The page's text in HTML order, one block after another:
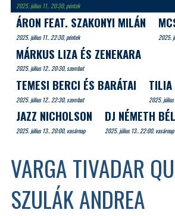
VARGA TIVADAR
SZULÁK ANDREA
2025. július 11.. 20:30, péntek
ÁRON FEAT. SZAKONYI MILÁN
2025. július 11.. 22:30, péntek 2025.
MÁRKUS LIZA ÉS ZENEKARA
2025. július 12.. 20:30, szombat
TEMESI BERCI ÉS BARÁTAI
2025. július 12.. 22:30, szombat
TILIA
2025. július
JAZZ NICHOLSON
2025. július 13.. 20:00, vasárnap
DJ NÉMETH
2025. július 13.. 22:00, vasárnap